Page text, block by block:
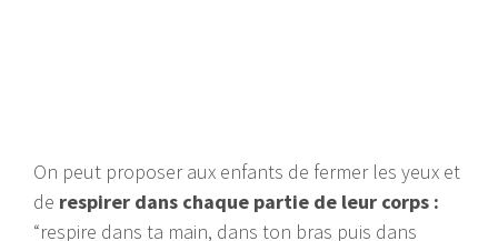
On peut proposer aux enfants de fermer les yeux et
de respirer dans chaque partie de leur corps :
“respire dans ta main, dans ton bras puis dans